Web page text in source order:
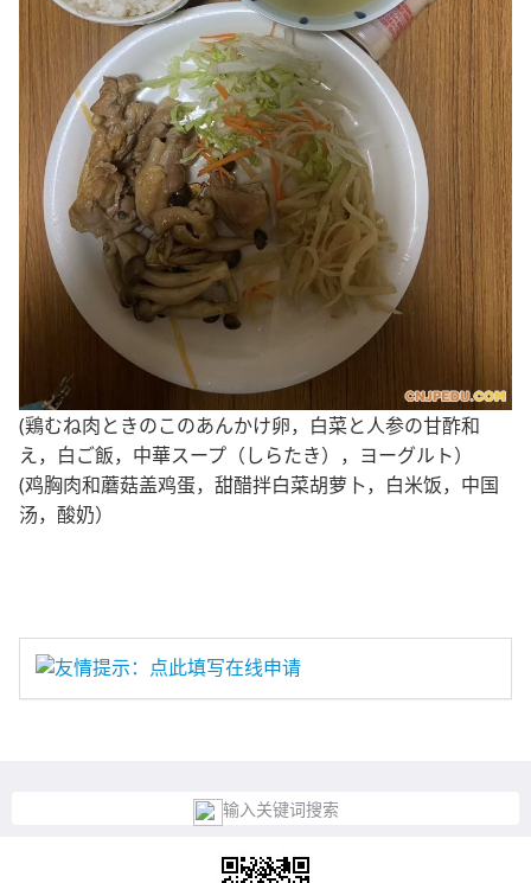
(鶏むね肉ときのこのあんかけ卵，白菜と人参の甘酢和
え，白ご飯，中華スープ（しらたき），ヨーグルト）
(鸡胸肉和蘑菇盖鸡蛋，甜醋拌白菜胡萝卜，白米饭，中国
汤，酸奶）
友情提示：点此填写在线申请
输入关键词搜索